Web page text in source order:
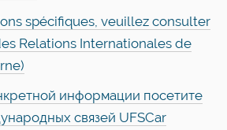
spécifiques, veuillez consulter
Relations Internationales de
информации посетите
связей UFSCar